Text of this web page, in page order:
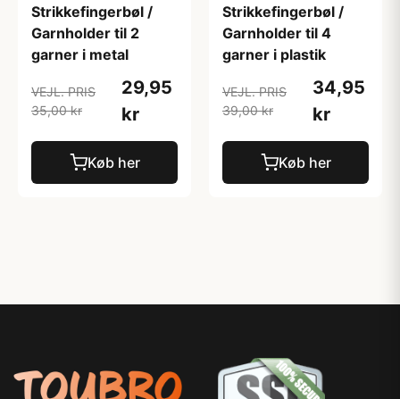
Strikkefingerbøl /
Garnholder til 2
garner i metal
VEJL. PRIS
35,00 kr
29,95
kr
Køb her
Strikkefingerbøl /
Garnholder til 4
garner i plastik
VEJL. PRIS
39,00 kr
34,95
kr
Køb her